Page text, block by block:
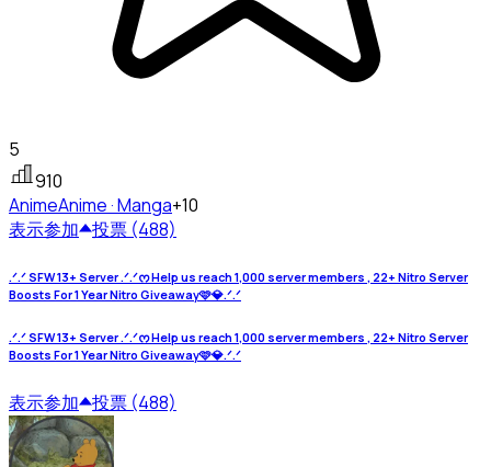
5
910
AnimeAnime · Manga+10
表示参加 投票 (488)
.ᐟ.ᐟ SFW 13+ Server .ᐟ.ᐟᰔ Help us reach 1,000 server members , 22+ Nitro Server
Boosts For 1 Year Nitro Giveaway🩷💎.ᐟ.ᐟ
.ᐟ.ᐟ SFW 13+ Server .ᐟ.ᐟᰔ Help us reach 1,000 server members , 22+ Nitro Server
Boosts For 1 Year Nitro Giveaway🩷💎.ᐟ.ᐟ
表示参加 投票 (488)